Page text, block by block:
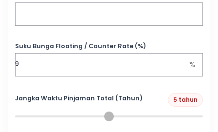
Suku Bunga Floating / Counter Rate (%)
%
Jangka Waktu Pinjaman Total (Tahun) 5 tahun